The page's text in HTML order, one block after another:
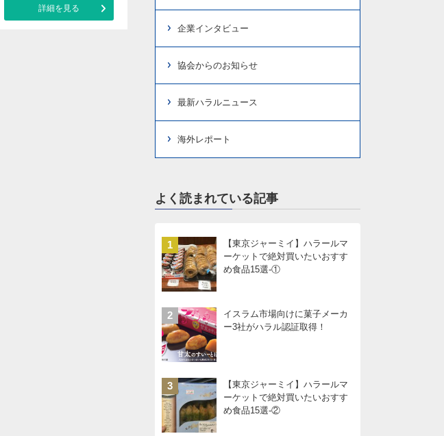
詳細を見る
企業インタビュー
協会からのお知らせ
最新ハラルニュース
海外レポート
よく読まれている記事
1
【東京ジャーミイ】ハラールマ
ーケットで絶対買いたいおすす
め食品15選-①
2
イスラム市場向けに菓子メーカ
ー3社がハラル認証取得！
3
【東京ジャーミイ】ハラールマ
ーケットで絶対買いたいおすす
め食品15選-②